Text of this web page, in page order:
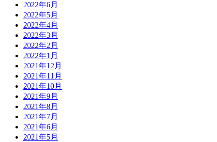
2022年6月
2022年5月
2022年4月
2022年3月
2022年2月
2022年1月
2021年12月
2021年11月
2021年10月
2021年9月
2021年8月
2021年7月
2021年6月
2021年5月